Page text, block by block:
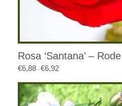
Rosa ‘Santana’ –
€6,88 - €6,92Prijsklasse:
tot
€6,92